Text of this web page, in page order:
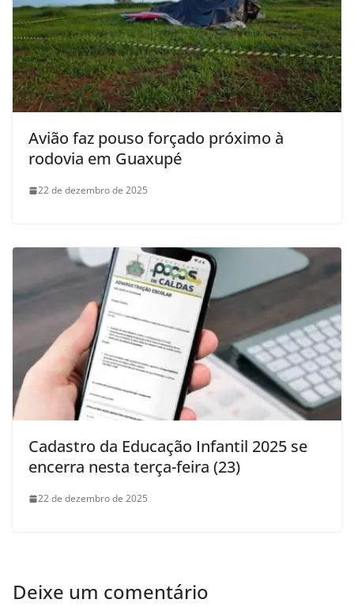
Avião faz pouso forçado próximo à
rodovia em Guaxupé
22 de dezembro de 2025
Cadastro da Educação Infantil 2025 se
encerra nesta terça-feira (23)
22 de dezembro de 2025
Deixe um comentário